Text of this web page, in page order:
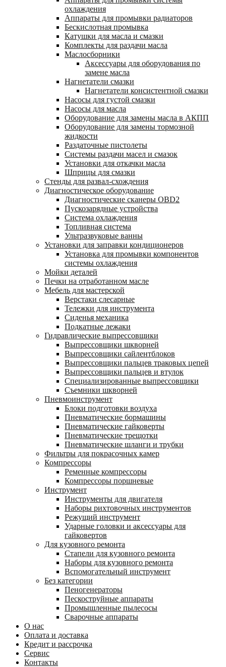
охлаждения
Аппараты для промывки радиаторов
Бескислотная промывка
Катушки для масла и смазки
Комплекты для раздачи масла
Маслосборники
Аксессуары для оборудования по
замене масла
Нагнетатели смазки
Нагнетатели консистентной смазки
Насосы для густой смазки
Насосы для масла
Оборудование для замены масла в АКПП
Оборудование для замены тормозной
жидкости
Раздаточные пистолеты
Системы раздачи масел и смазок
Установки для откачки масла
Шприцы для смазки
Стенды для развал-схождения
Диагностическое оборудование
Диагностические сканеры OBD2
Пускозарядные устройства
Система охлаждения
Топливная система
Ультразвуковые ванны
Установки для заправки кондиционеров
Установка для промывки компонентов
системы охлаждения
Мойки деталей
Печки на отработанном масле
Мебель для мастерской
Верстаки слесарные
Тележки для инструмента
Сиденья механика
Подкатные лежаки
Гидравлические выпрессовщики
Выпрессовщики шкворней
Выпрессовщики сайлентблоков
Выпрессовщики пальцев траковых цепей
Выпрессовщики пальцев и втулок
Специализированные выпрессовщики
Cъемники шкворней
Пневмоинструмент
Блоки подготовки воздуха
Пневматические бормашины
Пневматические гайковерты
Пневматические трещотки
Пневматические шланги и трубки
Фильтры для покрасочных камер
Компрессоры
Ременные компрессоры
Компрессоры поршневые
Инструмент
Инструменты для двигателя
Наборы рихтовочных инструментов
Режущий инструмент
Ударные головки и аксессуары для
гайковертов
Для кузовного ремонта
Стапели для кузовного ремонта
Наборы для кузовного ремонта
Вспомогательный инструмент
Без категории
Пеногенераторы
Пескоструйные аппараты
Промышленные пылесосы
Сварочные аппараты
О нас
Оплата и доставка
Кредит и рассрочка
Сервис
Контакты